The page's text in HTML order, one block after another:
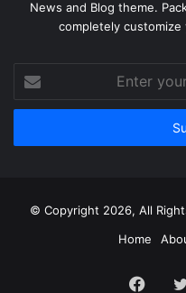
News and Blog theme.
completely
your
Email
© Copyright 2026, All
Home